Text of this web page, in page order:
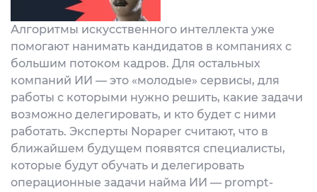
Алгоритмы искусственного интеллекта уже
помогают нанимать кандидатов в компаниях с
большим потоком кадров. Для остальных
компаний ИИ — это «молодые» сервисы, для
работы с которыми нужно решить, какие задачи
возможно делегировать, и кто будет с ними
работать. Эксперты Nopaper считают, что в
ближайшем будущем появятся специалисты,
которые будут обучать и делегировать
операционные задачи найма ИИ — prompt-